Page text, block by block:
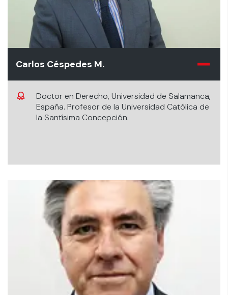
Carlos Céspedes M.
Doctor en Derecho, Universidad de Salamanca,
España. Profesor de la Universidad Católica de
la Santísima Concepción.